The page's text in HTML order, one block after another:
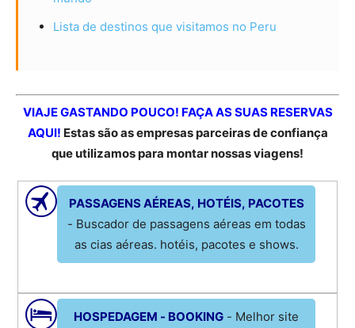
Lista de destinos que visitamos no Peru
VIAJE GASTANDO POUCO! FAÇA AS SUAS RESERVAS
AQUI! Estas são as empresas parceiras de confiança
que utilizamos para montar nossas viagens!
PASSAGENS AÉREAS, HOTÉIS, PACOTES
- Buscador de passagens aéreas em todas
as cias aéreas. hotéis, pacotes e shows.
HOSPEDAGEM - BOOKING - Melhor site